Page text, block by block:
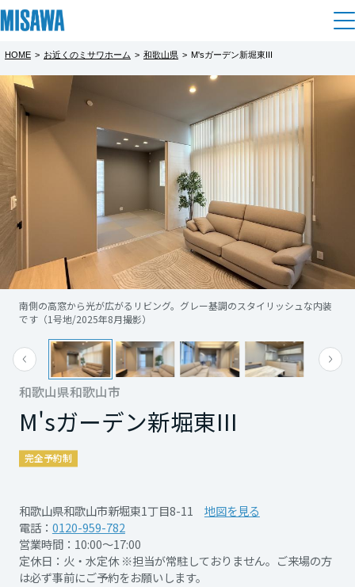
住まい
建てる [注文住宅]
商品ラインアップ
デザイン
テクノロジー（住まいの性能）
建築事例・建築実例
デザイナーズギャラリー
インテリア
住まいづくりガイド
買う
中古住宅検索
スムストック検索
土地活用
個人のお客さま
賃貸住宅
賃貸併用住宅
店舗・各種施設
土地活用モデルルーム見学
土地活用実例
法人のお客さま
企業不動産活用（CRE）戦略
社宅建築
医療・介護・子育て・障がい福祉施設
リフォーム
戸建て・マンション
ミサワリフォームとは
リフォームの流れ
リフォームメニュー
リフォーム事例
事業用
ホテル・旅館リフォーム
リフォーム営業所
まちづくり
複合開発・投資開発
複合開発事業（ASMACI-アスマチ-）
再開発・官民連携事業
分譲マンション開発事業
収益不動産・投資開発事業
建築再生事業
事業用売買
事業用地・事業用建物
オーナーサポート
サポートメニュー
住まいるりんぐ（ロングサポート）
保証制度
アフターメンテナンス
ご相談窓口
業・IR情報
企業・IR
ニュース
MISAWAについて
ミサワホームグループ
IR情報
SDGs
展示場・イベント情報
住まいのご相談
HOME > お近くのミサワホーム > 和歌山県 > M'sガーデン新堀東III
和歌山県和歌山市
M'sガーデン新堀東III
完全予約制
和歌山県和歌山市新堀東1丁目8-11
地図を見る
電話： 0120-959-782
営業時間：10:00～17:00
定休日：火・水定休 ※担当が常駐しておりません。ご来場の方
は必ず事前にご予約をお願いします。
南側の高窓から光が広がるリビング。グレー基調のスタイリッシュな内装
です（1号地/2025年8月撮影）
都道府県を選択
北海道
青森県
岩手県
宮城県
秋田県
山形県
M'sガーデン新堀東III ご見学予約
完全予約制
【建売住宅分譲中】
災害に強い「ミサワホームの技術」を、リア
ルな暮らしがイメージできる等身大の建物で
ご体感ください！
※現地に係員は常駐しておりません。
恐れ入りますが、事前にご予約の上、ご来
場いただけますようお願いいたします。
もっと見る